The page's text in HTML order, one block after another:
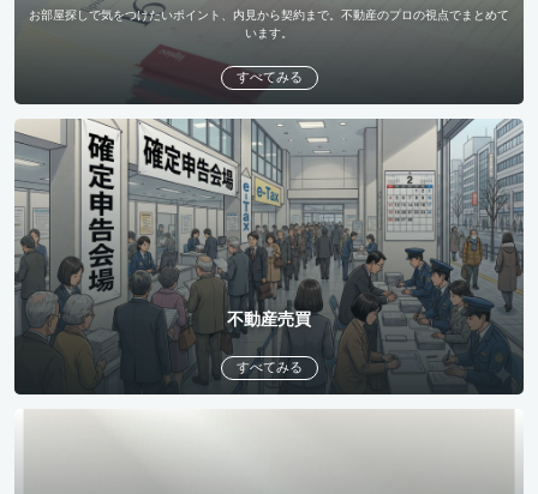
お部屋探しで気をつけたいポイント、内見から契約まで。不動産のプロの視点でまとめて
います。
すべてみる
不動産売買
すべてみる